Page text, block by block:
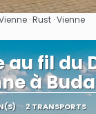
Afficher
· Rust · Vienne
au fil du
à
2 TRANSPORTS